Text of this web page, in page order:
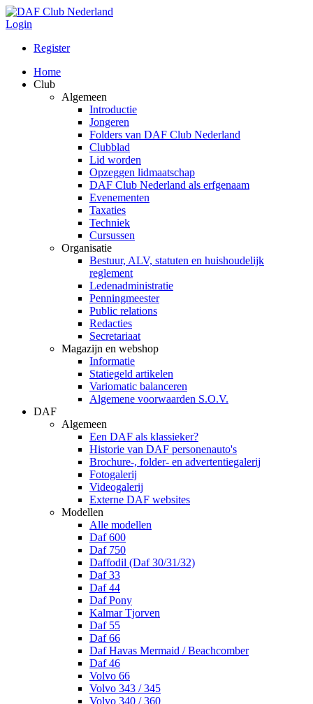
Login
Register
Home
Club
Algemeen
Introductie
Jongeren
Folders van DAF Club Nederland
Clubblad
Lid worden
Opzeggen lidmaatschap
DAF Club Nederland als erfgenaam
Evenementen
Taxaties
Techniek
Cursussen
Organisatie
Bestuur, ALV, statuten en huishoudelijk
reglement
Ledenadministratie
Penningmeester
Public relations
Redacties
Secretariaat
Magazijn en webshop
Informatie
Statiegeld artikelen
Variomatic balanceren
Algemene voorwaarden S.O.V.
DAF
Algemeen
Een DAF als klassieker?
Historie van DAF personenauto's
Brochure-, folder- en advertentiegalerij
Fotogalerij
Videogalerij
Externe DAF websites
Modellen
Alle modellen
Daf 600
Daf 750
Daffodil (Daf 30/31/32)
Daf 33
Daf 44
Daf Pony
Kalmar Tjorven
Daf 55
Daf 66
Daf Havas Mermaid / Beachcomber
Daf 46
Volvo 66
Volvo 343 / 345
Volvo 340 / 360